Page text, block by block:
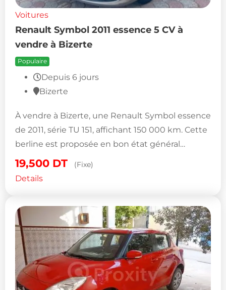
Voitures
Renault Symbol 2011 essence 5 CV à
vendre à Bizerte
Populaire
Depuis 6 jours
Bizerte
À vendre à Bizerte, une Renault Symbol essence
de 2011, série TU 151, affichant 150 000 km. Cette
berline est proposée en bon état général…
19,500 DT (Fixe)
Details